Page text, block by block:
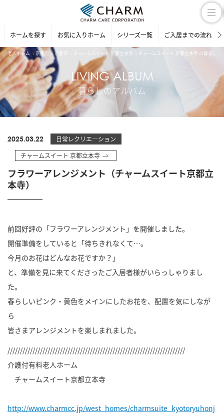
ホームを探す お気に入りホーム シリーズ一覧 ご入居までの流れ
老人ホーム 京都府 京都市 チャームスイート 京都立本寺 チャームスイート 京都立本寺 の暮らしの
LIVING ALBUM
暮らしのアルバム
2025.03.22
日常レクリエ―ション
チャームスイート 京都立本寺
フラワーアレンジメント（チャームスイート京都立
本寺）
前回好評の「フラワーアレンジメント」を開催しました。
開催準備をしていると「待ちきれなくて…。
今月のお花はどんなお花ですか？」
と、準備を見に来てくださったご入居者様がいらっしゃりまし
た。
春らしいピンク・黄色をメインにしたお花を、配置を気にしなが
ら
皆さまアレンジメントを楽しまれました。
///////////////////////////////////////////////////////////////////////
介護付有料老人ホーム
チャームスイート京都立本寺
http://www.charmcc.jp/west_homes/charmsuite_kyotoryuhonj